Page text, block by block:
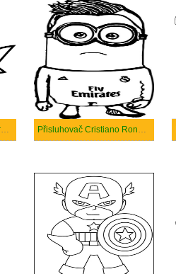
Among Us Netvor Kůže Drží Zbraně Přisluhovač Cristiano Ronaldo